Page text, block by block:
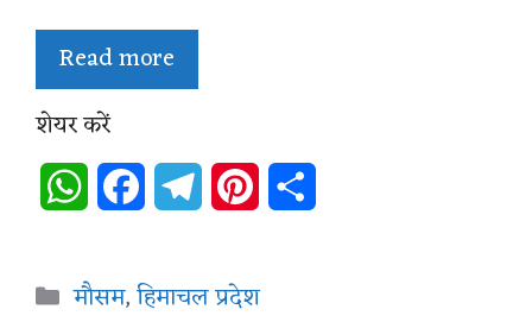
Read more
शेयर करें
W
a
c
l
n
Categories
मौसम,हिमाचल प्रदेश